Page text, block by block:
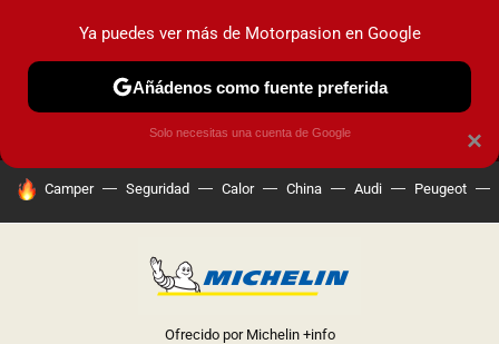
MENÚ NUEVO
COCHES ELÉCTRICOS OBSERVATORIO
HOY SE HABLA DE
Camper Seguridad Calor China Audi Peugeot
Ofrecido por Michelin +info
×
Ya puedes ver más de Motorpasion en Google
Añádenos como fuente preferida
Solo necesitas una cuenta de Google